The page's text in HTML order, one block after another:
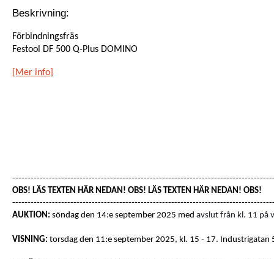
Beskrivning:
Förbindningsfräs
Festool DF 500 Q-Plus DOMINO
[Mer info]
OBS! LÄS TEXTEN HÄR NEDAN! OBS! LÄS TEXTEN HÄR NEDAN! OBS!
AUKTION: söndag den 14:e september 2025 med avslut från kl. 11 på
VISNING: torsdag den 11:e september 2025, kl. 15 - 17. Industrigatan